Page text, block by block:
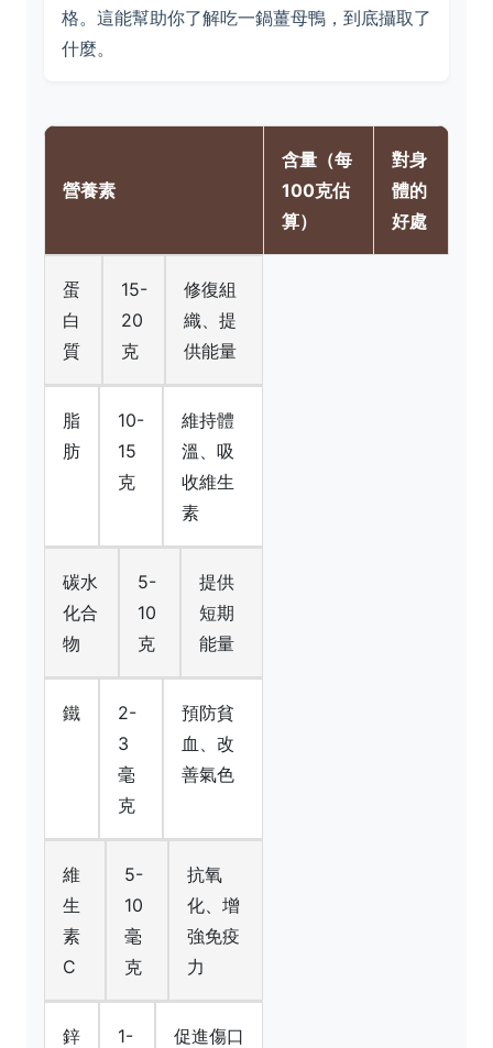
格。這能幫助你了解吃一鍋薑母鴨，到底攝取了
什麼。
營養素
含量（每
100克估
算）
對身
體的
好處
蛋
白
質
15-
20
克
修復組
織、提
供能量
脂
肪
10-
15
克
維持體
溫、吸
收維生
素
碳水
化合
物
5-
10
克
提供
短期
能量
鐵
2-
3
毫
克
預防貧
血、改
善氣色
維
生
素
C
5-
10
毫
克
抗氧
化、增
強免疫
力
鋅 1- 促進傷口